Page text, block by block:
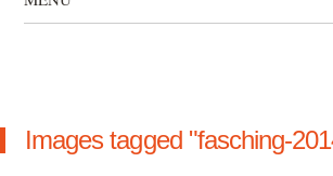
Images tagged "fasching-